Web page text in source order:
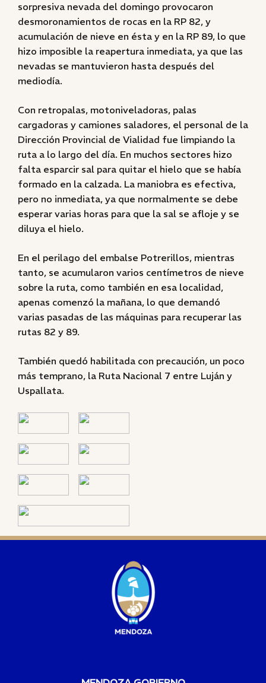
sorpresiva nevada del domingo provocaron
desmoronamientos de rocas en la RP 82, y
acumulación de nieve en ésta y en la RP 89, lo que
hizo imposible la reapertura inmediata, ya que las
nevadas se mantuvieron hasta después del
mediodía.
Con retropalas, motoniveladoras, palas
cargadoras y camiones saladores, el personal de la
Dirección Provincial de Vialidad fue limpiando la
ruta a lo largo del día. En muchos sectores hizo
falta esparcir sal para quitar el hielo que se había
formado en la calzada. La maniobra es efectiva,
pero no inmediata, ya que normalmente se debe
esperar varias horas para que la sal se afloje y se
diluya el hielo.
En el perilago del embalse Potrerillos, mientras
tanto, se acumularon varios centímetros de nieve
sobre la ruta, como también en esa localidad,
apenas comenzó la mañana, lo que demandó
varias pasadas de las máquinas para recuperar las
rutas 82 y 89.
También quedó habilitada con precaución, un poco
más temprano, la Ruta Nacional 7 entre Luján y
Uspallata.